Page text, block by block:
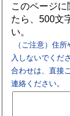
このページ
たら、500文
い。
（ご注意）住
入しないでくだ
合わせは、直接
連絡ください。